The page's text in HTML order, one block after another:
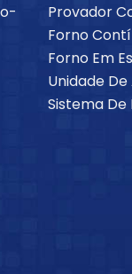
Provador
Forno
Forno Em
Unidade
Sistema